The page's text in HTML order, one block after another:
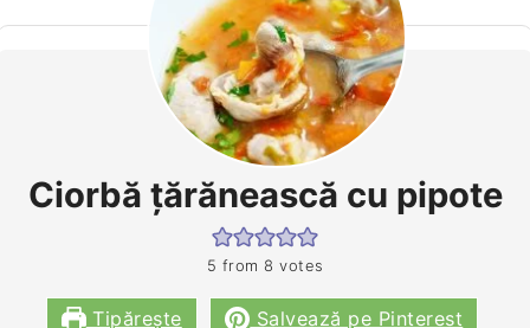
Ciorbă ţărănească cu pipote
5 from 8 votes
Tipărește Salvează pe Pinterest